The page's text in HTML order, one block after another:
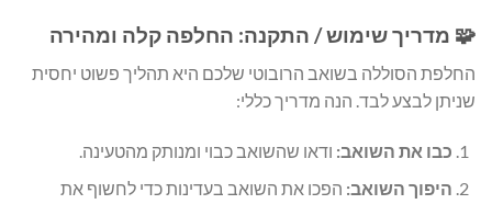
🧩 מדריך שימוש / התקנה: החלפה קלה ומהירה
החלפת הסוללה בשואב הרובוטי שלכם היא תהליך פשוט יחסית
שניתן לבצע לבד. הנה מדריך כללי:
כבו את השואב: ודאו שהשואב כבוי ומנותק מהטעינה.
היפוך השואב: הפכו את השואב בעדינות כדי לחשוף את